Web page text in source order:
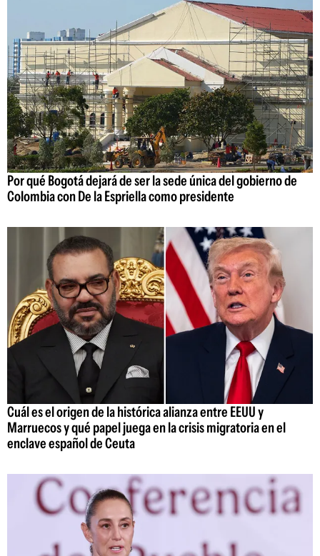
Por qué Bogotá dejará de ser la sede única del gobierno de
Colombia con De la Espriella como presidente
Cuál es el origen de la histórica alianza entre EEUU y
Marruecos y qué papel juega en la crisis migratoria en el
enclave español de Ceuta